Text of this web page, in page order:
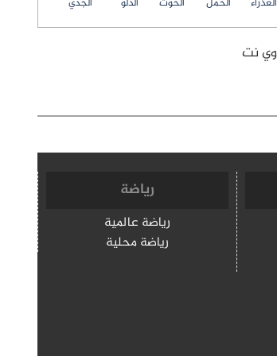
رياضة
رياضة عالمية
رياضة محلية